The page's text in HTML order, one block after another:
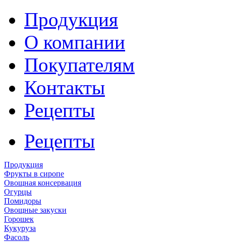
Продукция
О компании
Покупателям
Контакты
Рецепты
Рецепты
Продукция
Фрукты в сиропе
Овощная консервация
Огурцы
Помидоры
Овощные закуски
Горошек
Кукуруза
Фасоль